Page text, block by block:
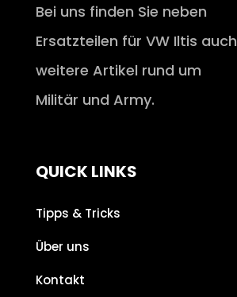
Bei uns finden Sie neben
Ersatzteilen für VW Iltis auch
weitere Artikel rund um
Militär und Army.
QUICK LINKS
Tipps & Tricks
Über uns
Kontakt